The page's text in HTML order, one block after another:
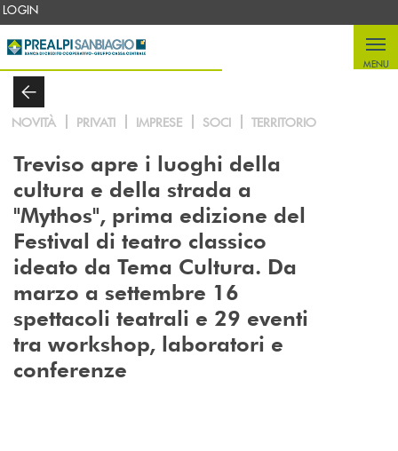
Salta al contenuto principale
LOGIN
MENU
NOVITÀ PRIVATI IMPRESE SOCI TERRITORIO
Treviso apre i luoghi della
cultura e della strada a
"Mythos", prima edizione del
Festival di teatro classico
ideato da Tema Cultura. Da
marzo a settembre 16
spettacoli teatrali e 29 eventi
tra workshop, laboratori e
conferenze